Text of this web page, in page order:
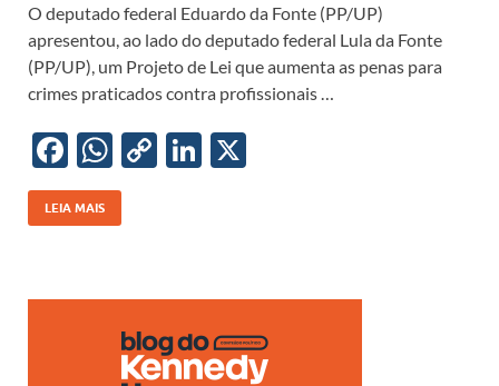
e
b
o
o
k
at
s
A
p
p
p
y
Li
n
k
k
e
dI
n
O deputado federal Eduardo da Fonte (PP/UP)
apresentou, ao lado do deputado federal Lula da Fonte
(PP/UP), um Projeto de Lei que aumenta as penas para
crimes praticados contra profissionais …
F
ac
e
o
W
h
at
A
p
p
C
Li
n
k
Li
dI
n
LEIA MAIS